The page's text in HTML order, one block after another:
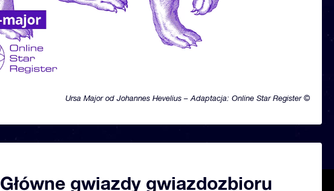
Ursa Major od Johannes Hevelius – Adaptacja: Online Star Register ©
Główne gwiazdy gwiazdozbioru